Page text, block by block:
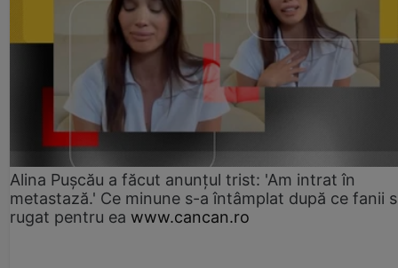
Alina Pușcău a făcut anunțul trist: 'Am intrat în
metastază.' Ce minune s-a întâmplat după ce fanii
rugat pentru ea www.cancan.ro